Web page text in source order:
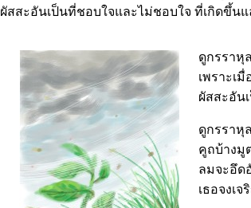
ผัสสะอันเป็นที่ชอบใจและไม่ชอบใจ ที่เกิดขึ้น
ดูกรราหุ
เพราะเ
ผัสสะอัน
ดูกรราหุ
คูถบ้างมู
ลมจะอึด
เธอจงเ